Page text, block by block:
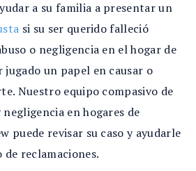
a su familia a presentar un
si su ser querido falleció
o negligencia en el hogar de
jugado un papel en causar o
Nuestro equipo compasivo de
negligencia en hogares de
puede revisar su caso y ayudarle
de reclamaciones.